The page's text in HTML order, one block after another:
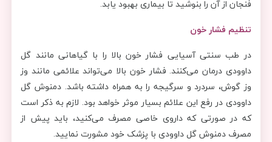
فنجان از آن را بنوشید تا بیماری بهبود یابد.
تنظیم فشار خون
در طب سنتی آسیایی فشار خون بالا را با گیاهانی مانند گل
داوودی درمان می‌کنند. فشار خون بالا می‌تواند علائمی مانند وز
وز گوش، سردرد و سرگیجه را به همراه داشته باشد. دمنوش گل
داوودی در رفع این علائم بسیار موثر خواهد بود. لازم به ذکر است
که در صورتی که داروی خاصی مصرف می‌کنید، باید پیش از
مصرف دمنوش گل داوودی با پزشک خود مشورت نمایید.